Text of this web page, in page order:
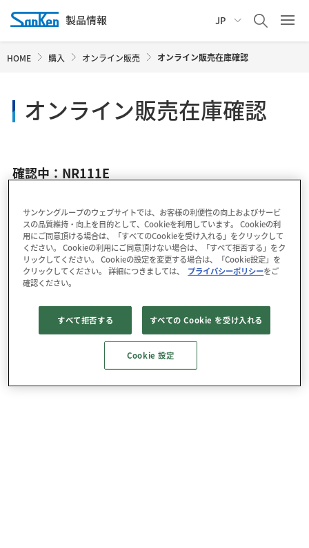
JP
HOME 購入 オンライン販売 オンライン販売在庫確認
オンライン販売在庫確認
確認中：NR111E
サンケングループのウェブサイトでは、お客様の利便性の向上およびサービ
スの品質維持・向上を目的として、Cookieを利用しています。 Cookieの利
用にご同意頂ける場合は、「すべてのCookieを受け入れる」をクリックして
ください。 Cookieの利用にご同意頂けない場合は、「すべて拒否する」をク
リックしてください。 Cookieの設定を変更する場合は、「Cookie設定」を
クリックしてください。 詳細につきましては、
プライバシーポリシーをご
確認ください。
すべて拒否する すべての Cookie を受け入れる
Cookie 設定